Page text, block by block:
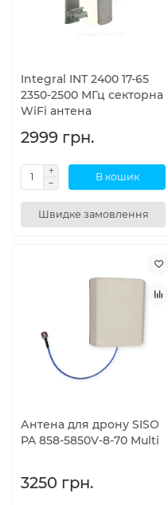
Integral INT 2400 17-65
2350-2500 МГц секторна
WiFi антена
2999 грн.
В кошик
Швидке замовлення
Антена для дрону SISO
PA 858-5850V-8-70 Multi
3250 грн.